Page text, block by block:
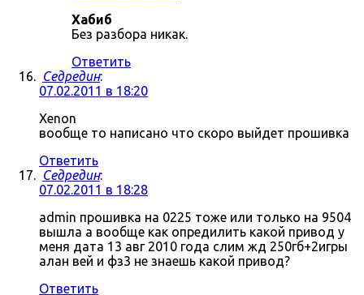
Хабиб
Без разбора никак.
Ответить
Седредин:
07.02.2011 в 18:20
Xenon
вообще то написано что скоро выйдет прошивка
Ответить
Седредин:
07.02.2011 в 18:28
admin прошивка на 0225 тоже или только на 9504
вышла а вообще как опредилить какой привод у
меня дата 13 авг 2010 года слим жд 250гб+2игры
алан вей и фз3 не знаешь какой привод?
Ответить